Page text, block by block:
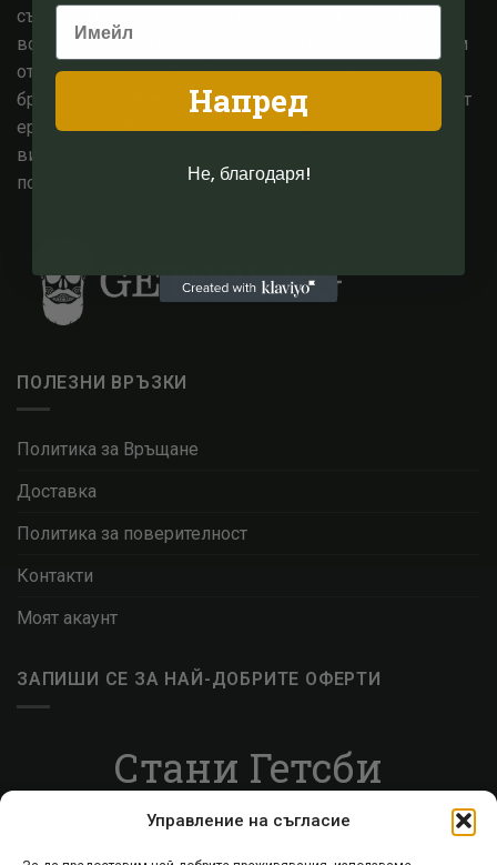
Управление на съгласие
съсредоточихме знанията си в епохата на 1920-те и
всичко, с което тя промени световната мода. Работим
от години с едни от най високо оценените английски
брандове за мъжко и дамско облекло, вдъхновени от
ерата на Гетсби. В основата на всичките ни усилия,
винаги е била една единствена цел, а именно да
потопим и Вас в блясъка на 20те.
ПОЛЕЗНИ ВРЪЗКИ
Политика за Връщане
Доставка
Политика за поверителност
Контакти
Моят акаунт
ЗАПИШИ СЕ ЗА НАЙ-ДОБРИТЕ ОФЕРТИ
Стани Гетсби
Запиши се за ВИП листата, за да получаваш
Напред
Не, благодаря!